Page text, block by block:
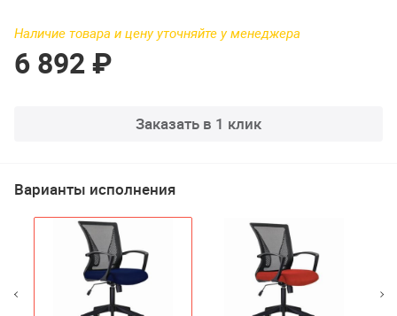
Наличие товара и цену уточняйте у менеджера
6 892 ₽
Заказать в 1 клик
Варианты исполнения